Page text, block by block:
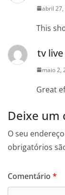
abril 27,
This
tv
maio 2,
Great
Deixe um
O seu
obrigatórios
Comentário *